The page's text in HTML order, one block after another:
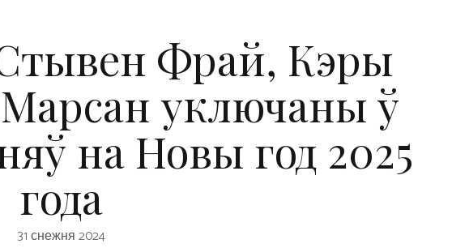
Фрай, Кэры
Марсан уключаны ў
на Новы год 2025
года
31 снежня 2024